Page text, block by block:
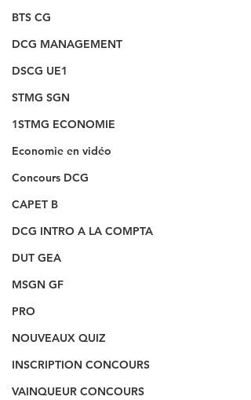
BTS CG
DCG MANAGEMENT
DSCG UE1
STMG SGN
1STMG ECONOMIE
Economie en vidéo
Concours DCG
CAPET B
DCG INTRO A LA COMPTA
DUT GEA
MSGN GF
PRO
NOUVEAUX QUIZ
INSCRIPTION CONCOURS
VAINQUEUR CONCOURS